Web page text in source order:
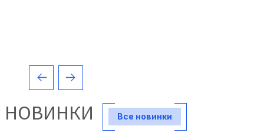
НОВИНКИ Все новинки